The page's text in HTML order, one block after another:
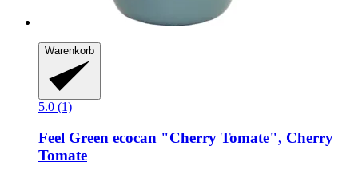
Warenkorb
5.0 (1)
Feel Green ecocan "Cherry Tomate", Cherry
Tomate